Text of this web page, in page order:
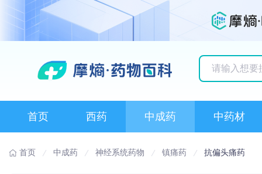
首页 西药 中成药 中药材
首页 中成药 神经系统药物 镇痛药 抗偏头痛药